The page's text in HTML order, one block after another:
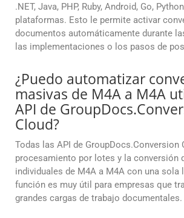
.NET, Java, PHP, Ruby, Android, Go,
plataformas. Esto le permite activar
documentos automáticamente durante
las implementaciones o los pasos de
¿Puedo automatizar
masivas de M4A a M4A
API de
Cloud?
Todas las API de GroupDocs.Conversion
procesamiento por lotes y la conversión
individuales de M4A a M4A con una sola
función es muy útil para empresas que
grandes cargas de trabajo documentales.